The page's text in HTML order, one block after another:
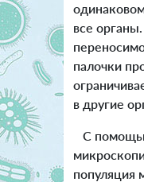
все
палочки
в другие
С
популяция